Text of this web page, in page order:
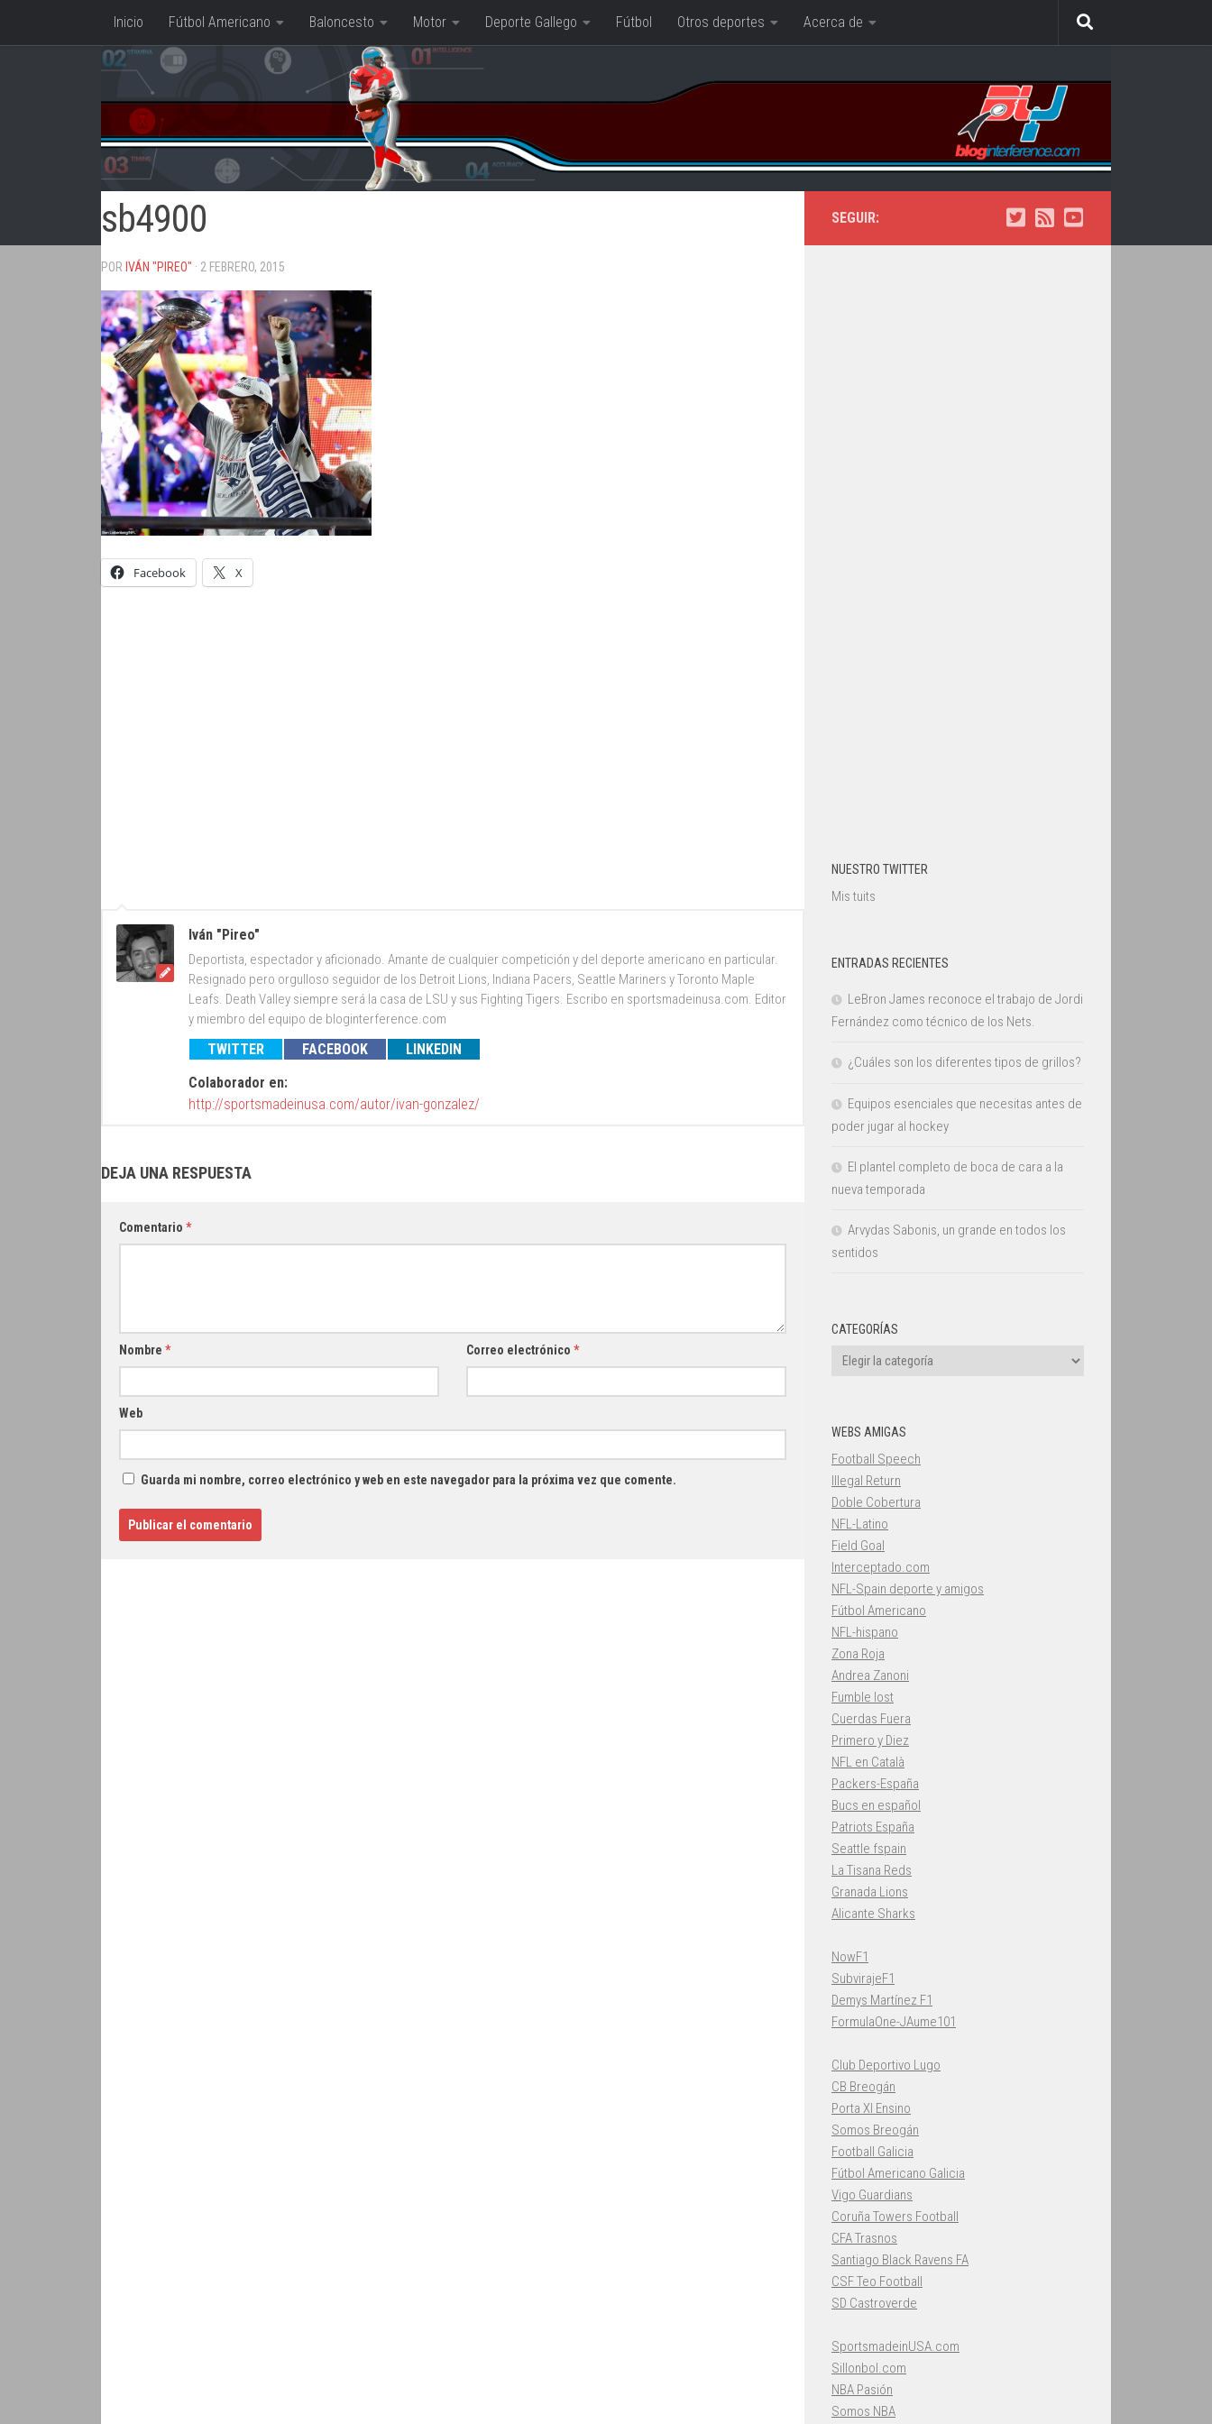
Saltar al contenido
Inicio Fútbol Americano Baloncesto Motor Deporte Gallego Fútbol Otros deportes Acerca de
sb4900
POR IVÁN "PIREO" · 2 FEBRERO, 2015
Facebook X
Iván "Pireo"
Deportista, espectador y aficionado. Amante de cualquier competición y del deporte americano en particular.
Resignado pero orgulloso seguidor de los Detroit Lions, Indiana Pacers, Seattle Mariners y Toronto Maple
Leafs. Death Valley siempre será la casa de LSU y sus Fighting Tigers. Escribo en sportsmadeinusa.com. Editor
y miembro del equipo de bloginterference.com
TWITTER FACEBOOK
LINKEDIN
Colaborador en:
http://sportsmadeinusa.com/autor/ivan-gonzalez/
DEJA UNA RESPUESTA
Comentario *
Nombre * Correo electrónico *
Web
Guarda mi nombre, correo electrónico y web en este navegador para la próxima vez que comente.
SEGUIR:
NUESTRO TWITTER
Mis tuits
ENTRADAS RECIENTES
LeBron James reconoce el trabajo de Jordi
Fernández como técnico de los Nets.
¿Cuáles son los diferentes tipos de grillos?
Equipos esenciales que necesitas antes de
poder jugar al hockey
El plantel completo de boca de cara a la
nueva temporada
Arvydas Sabonis, un grande en todos los
sentidos
CATEGORÍAS
Categorías
WEBS AMIGAS
Football Speech
Illegal Return
Doble Cobertura
NFL-Latino
Field Goal
Interceptado.com
NFL-Spain deporte y amigos
Fútbol Americano
NFL-hispano
Zona Roja
Andrea Zanoni
Fumble lost
Cuerdas Fuera
Primero y Diez
NFL en Català
Packers-España
Bucs en español
Patriots España
Seattle fspain
La Tisana Reds
Granada Lions
Alicante Sharks
NowF1
SubvirajeF1
Demys Martínez F1
FormulaOne-JAume101
Club Deportivo Lugo
CB Breogán
Porta XI Ensino
Somos Breogán
Football Galicia
Fútbol Americano Galicia
Vigo Guardians
Coruña Towers Football
CFA Trasnos
Santiago Black Ravens FA
CSF Teo Football
SD Castroverde
SportsmadeinUSA.com
Sillonbol.com
NBA Pasión
Somos NBA